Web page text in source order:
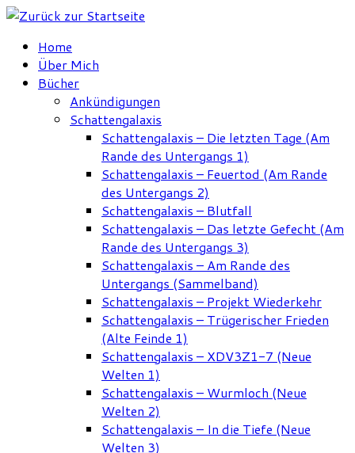
Zum
springenHome
Über Mich
Bücher
Ankündigungen
Schattengalaxis
Schattengalaxis – Die letzten Tage (Am
Rande des Untergangs 1)
Schattengalaxis – Feuertod (Am Rande
des Untergangs 2)
Schattengalaxis – Blutfall
Schattengalaxis – Das letzte Gefecht (Am
Rande des Untergangs 3)
Schattengalaxis – Am Rande des
Untergangs (Sammelband)
Schattengalaxis – Projekt Wiederkehr
Schattengalaxis – Trügerischer Frieden
(Alte Feinde 1)
Schattengalaxis – XDV3Z1-7 (Neue
Welten 1)
Schattengalaxis – Wurmloch (Neue
Welten 2)
Schattengalaxis – In die Tiefe (Neue
Welten 3)